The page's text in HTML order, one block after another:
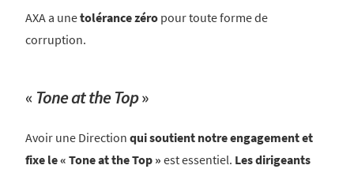
AXA a unetolérance zéro pour toute forme de
corruption.
« Tone at the Top»
Avoir une Direction qui soutient notre engagement et
fixe le « Tone at the Top » est essentiel. Les dirigeants